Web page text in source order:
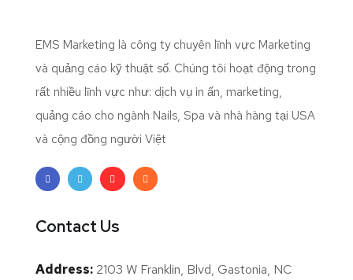
EMS Marketing là công ty chuyên lĩnh vực Marketing
và quảng cáo kỹ thuật số. Chúng tôi hoạt động trong
rất nhiều lĩnh vực như: dịch vụ in ấn, marketing,
quảng cáo cho ngành Nails, Spa và nhà hàng tại USA
và cộng đồng người Việt
Contact Us
Address: 2103 W Franklin, Blvd, Gastonia, NC